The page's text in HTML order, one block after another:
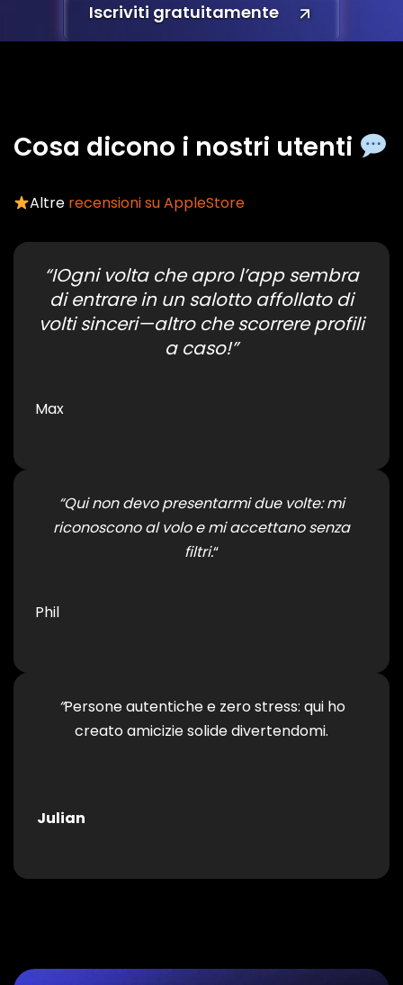
Iscriviti gratuitamente
Cosa dicono i nostri utenti
Altre recensioni su AppleStore
“IOgni volta che apro l’app sembra
di entrare in un salotto affollato di
volti sinceri—altro che scorrere profili
a caso!”
Max
“Qui non devo presentarmi due volte: mi
riconoscono al volo e mi accettano senza
filtri.“
Phil
“Persone autentiche e zero stress: qui ho
creato amicizie solide divertendomi.
Julian